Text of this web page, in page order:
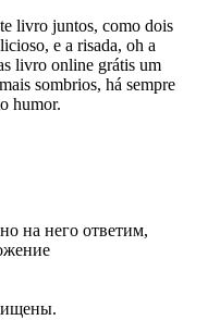
livro juntos, como dois
e a risada, oh a
livro online grátis um
sombrios, há sempre
humor.
на него ответим,